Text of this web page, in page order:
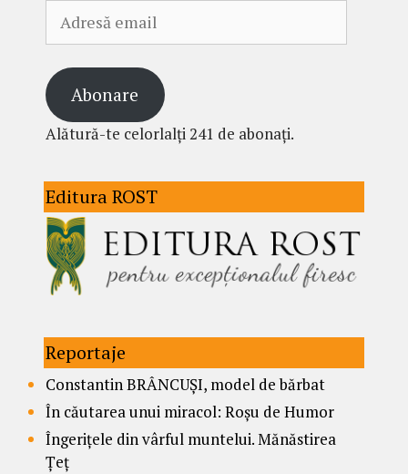
email
Abonare
Alătură-te celorlalți 241 de abonați.
Editura ROST
Reportaje
Constantin BRÂNCUȘI, model de bărbat
În căutarea unui miracol: Roșu de Humor
Îngerițele din vârful muntelui. Mănăstirea
Țeț